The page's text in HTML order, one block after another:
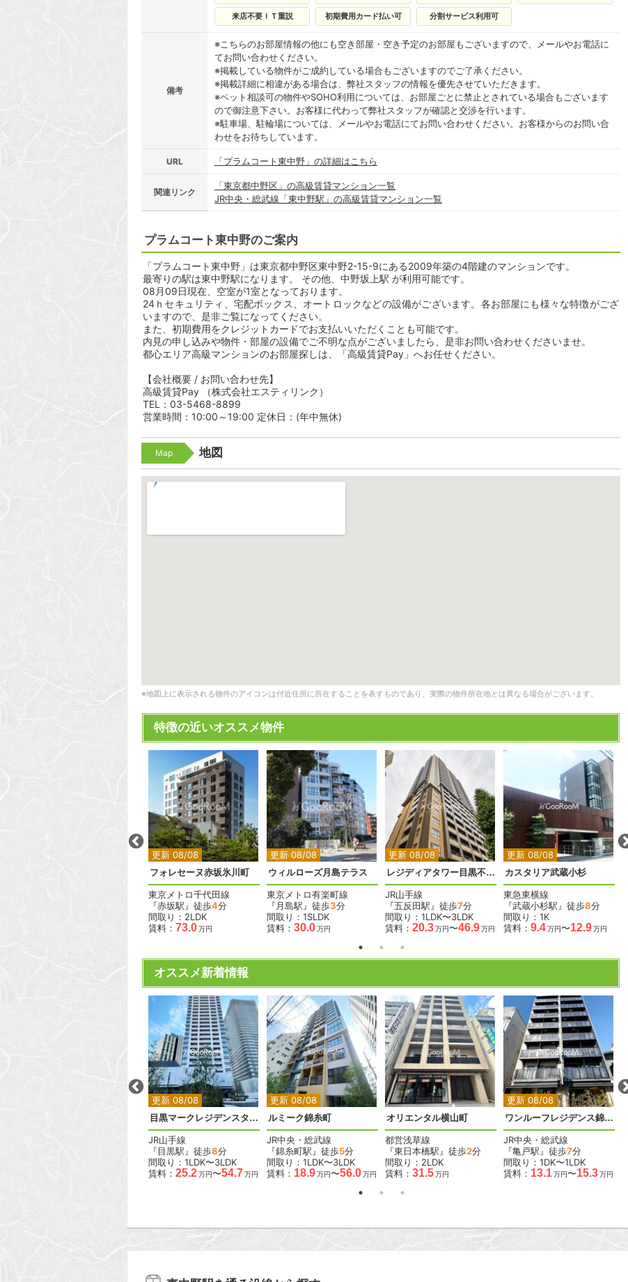
来店不要ＩＴ重説 初期費用カード払い可 分割サービス利用可
備考
※こちらのお部屋情報の他にも空き部屋・空き予定のお部屋もございますので、メールやお電話に
てお問い合わせください。
※掲載している物件がご成約している場合もございますのでご了承ください。
※掲載詳細に相違がある場合は、弊社スタッフの情報を優先させていただきます。
※ペット相談可の物件やSOHO利用については、お部屋ごとに禁止とされている場合もございます
ので御注意下さい。お客様に代わって弊社スタッフが確認と交渉を行います。
※駐車場、駐輪場については、メールやお電話にてお問い合わせください。お客様からのお問い合
わせをお待ちしています。
URL 「プラムコート東中野」の詳細はこちら
関連リンク
「東京都中野区」の高級賃貸マンション一覧
JR中央・総武線「東中野駅」の高級賃貸マンション一覧
プラムコート東中野のご案内
「プラムコート東中野」は東京都中野区東中野2-15-9にある2009年築の4階建のマンションです。
最寄りの駅は東中野駅になります。 その他、中野坂上駅 が利用可能です。
08月09日現在、空室が1室となっております。
24ｈセキュリティ、宅配ボックス、オートロックなどの設備がございます。各お部屋にも様々な特徴がござ
いますので、是非ご覧になってください。
また、初期費用をクレジットカードでお支払いいただくことも可能です。
内見の申し込みや物件・部屋の設備でご不明な点がございましたら、是非お問い合わせくださいませ。
都心エリア高級マンションのお部屋探しは、「高級賃貸Pay」へお任せください。
【会社概要 / お問い合わせ先】
高級賃貸Pay （株式会社エスティリンク）
TEL：03-5468-8899
営業時間：10:00～19:00 定休日：(年中無休)
Map 地図
※地図上に表示される物件のアイコンは付近住所に所在することを表すものであり、実際の物件所在地とは異なる場合がございます。
特徴の近いオススメ物件
更新 08/08
2
フォレセーヌ赤坂氷川町
東京メトロ千代田線
『赤坂駅』徒歩4分
間取り：2LDK
賃料： 73.0万円
更新 08/08
2
ウィルローズ月島テラス
東京メトロ有楽町線
『月島駅』徒歩3分
間取り：1SLDK
賃料： 30.0万円
更新 08/08
2 2
レジディアタワー目黒不動前
JR山手線
『五反田駅』徒歩7分
間取り：1LDK〜3LDK
賃料： 20.3万円〜46.9万円
更新 08/08
2
カスタリア武蔵小杉
東急東横線
『武蔵小杉駅』徒歩8分
間取り：1K
賃料： 9.4万円〜12.9万円
オススメ新着情報
更新 08/08
2
目黒マークレジデンスタワー
JR山手線
『目黒駅』徒歩8分
間取り：1LDK〜3LDK
賃料： 25.2万円〜54.7万円
更新 08/08
2
ルミーク錦糸町
JR中央・総武線
『錦糸町駅』徒歩5分
間取り：1LDK〜3LDK
賃料： 18.9万円〜56.0万円
2
オリエンタル横山町
都営浅草線
『東日本橋駅』徒歩2分
間取り：2LDK
賃料： 31.5万円
更新 08/08
2 2
ワンルーフレジデンス錦糸町
JR中央・総武線
『亀戸駅』徒歩7分
間取り：1DK〜1LDK
賃料： 13.1万円〜15.3万円